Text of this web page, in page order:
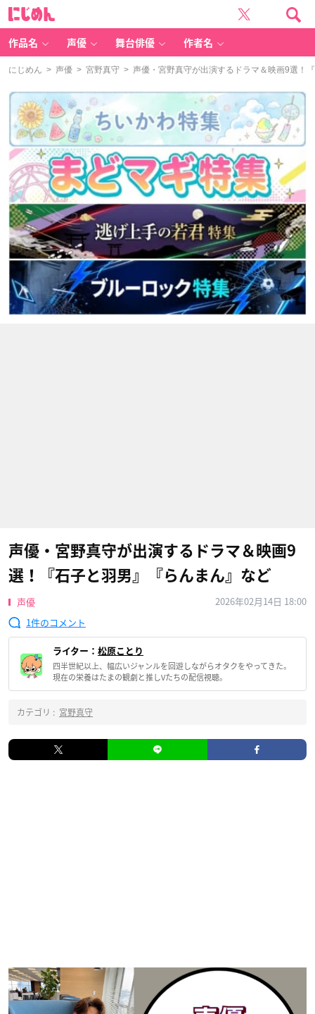
作品名 声優 舞台俳優 作者名
にじめん > 声優 > 宮野真守 > 声優・宮野真守が出演するドラマ＆映画9選！
声優・宮野真守が出演するドラマ＆映画9
選！『石子と羽男』『らんまん』など
声優
2026年02月14日 18:00
1
ライター： 松原ことり
四半世紀以上、幅広いジャンルを回遊しながらオタクをやってきた。
現在の栄養はたまの観劇と推しVたちの配信視聴。
カテゴリ : 宮野真守